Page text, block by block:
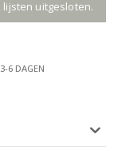
uitgesloten.
6 DAGEN